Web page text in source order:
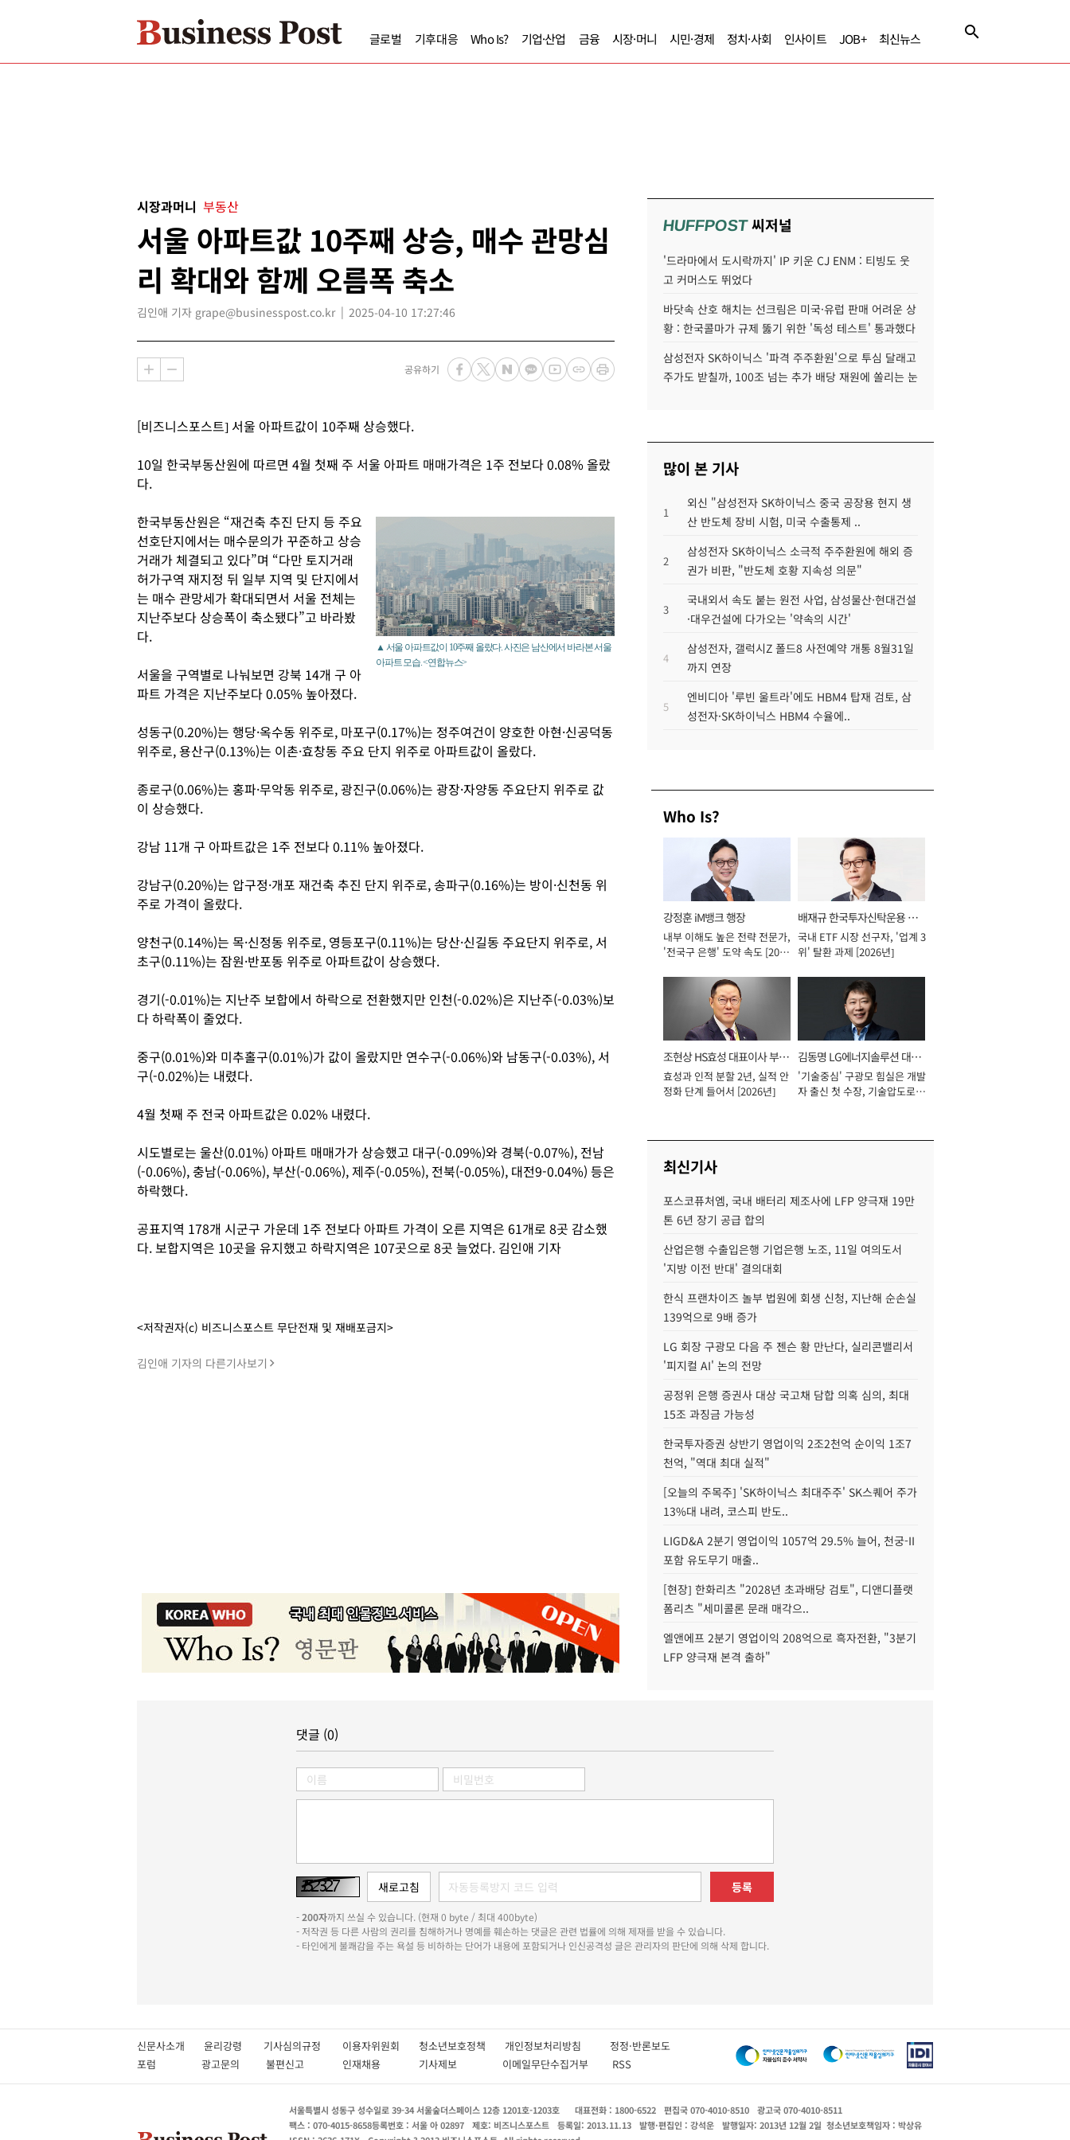
글로벌 기후대응 Who Is? 기업·산업 금융 시장·머니 시민·경제 정치·사회 인사이트 JOB+ 최신뉴스
시장과머니 부동산
서울 아파트값 10주째 상승, 매수 관망심
리 확대와 함께 오름폭 축소
김인애 기자 grape@businesspost.co.kr 2025-04-10 17:27:46
공유하기
[비즈니스포스트] 서울 아파트값이 10주째 상승했다.
10일 한국부동산원에 따르면 4월 첫째 주 서울 아파트 매매가격은 1주 전보다 0.08% 올랐
다.
▲ 서울 아파트값이 10주째 올랐다. 사진은 남산에서 바라본 서울
아파트 모습. <연합뉴스>
한국부동산원은 “재건축 추진 단지 등 주요
선호단지에서는 매수문의가 꾸준하고 상승
거래가 체결되고 있다”며 “다만 토지거래
허가구역 재지정 뒤 일부 지역 및 단지에서
는 매수 관망세가 확대되면서 서울 전체는
지난주보다 상승폭이 축소됐다”고 바라봤
다.
서울을 구역별로 나눠보면 강북 14개 구 아
파트 가격은 지난주보다 0.05% 높아졌다.
성동구(0.20%)는 행당·옥수동 위주로, 마포구(0.17%)는 정주여건이 양호한 아현·신공덕동
위주로, 용산구(0.13%)는 이촌·효창동 주요 단지 위주로 아파트값이 올랐다.
종로구(0.06%)는 홍파·무악동 위주로, 광진구(0.06%)는 광장·자양동 주요단지 위주로 값
이 상승했다.
강남 11개 구 아파트값은 1주 전보다 0.11% 높아졌다.
강남구(0.20%)는 압구정·개포 재건축 추진 단지 위주로, 송파구(0.16%)는 방이·신천동 위
주로 가격이 올랐다.
양천구(0.14%)는 목·신정동 위주로, 영등포구(0.11%)는 당산·신길동 주요단지 위주로, 서
초구(0.11%)는 잠원·반포동 위주로 아파트값이 상승했다.
경기(-0.01%)는 지난주 보합에서 하락으로 전환했지만 인천(-0.02%)은 지난주(-0.03%)보
다 하락폭이 줄었다.
중구(0.01%)와 미추홀구(0.01%)가 값이 올랐지만 연수구(-0.06%)와 남동구(-0.03%), 서
구(-0.02%)는 내렸다.
4월 첫째 주 전국 아파트값은 0.02% 내렸다.
시도별로는 울산(0.01%) 아파트 매매가가 상승했고 대구(-0.09%)와 경북(-0.07%), 전남
(-0.06%), 충남(-0.06%), 부산(-0.06%), 제주(-0.05%), 전북(-0.05%), 대전9-0.04%) 등은
하락했다.
공표지역 178개 시군구 가운데 1주 전보다 아파트 가격이 오른 지역은 61개로 8곳 감소했
다. 보합지역은 10곳을 유지했고 하락지역은 107곳으로 8곳 늘었다. 김인애 기자
<저작권자(c) 비즈니스포스트 무단전재 및 재배포금지>
김인애 기자의 다른기사보기
HUFFPOST씨저널
'드라마에서 도시락까지' IP 키운 CJ ENM : 티빙도 웃
고 커머스도 뛰었다
바닷속 산호 해치는 선크림은 미국·유럽 판매 어려운 상
황 : 한국콜마가 규제 뚫기 위한 '독성 테스트' 통과했다
삼성전자 SK하이닉스 '파격 주주환원'으로 투심 달래고
주가도 받칠까, 100조 넘는 추가 배당 재원에 쏠리는 눈
많이 본 기사
1
외신 "삼성전자 SK하이닉스 중국 공장용 현지 생
산 반도체 장비 시험, 미국 수출통제 ..
2
삼성전자 SK하이닉스 소극적 주주환원에 해외 증
권가 비판, "반도체 호황 지속성 의문"
3
국내외서 속도 붙는 원전 사업, 삼성물산·현대건설
·대우건설에 다가오는 '약속의 시간'
4
삼성전자, 갤럭시Z 폴드8 사전예약 개통 8월31일
까지 연장
5
엔비디아 '루빈 울트라'에도 HBM4 탑재 검토, 삼
성전자·SK하이닉스 HBM4 수율에..
Who Is?
강정훈 iM뱅크 행장
내부 이해도 높은 전략 전문가,
'전국구 은행' 도약 속도 [2026
배재규 한국투자신탁운용 대
표이사 사장
국내 ETF 시장 선구자, '업계 3
위' 탈환 과제 [2026년]
조현상 HS효성 대표이사 부회
장
효성과 인적 분할 2년, 실적 안
정화 단계 들어서 [2026년]
김동명 LG에너지솔루션 대표
이사 사장
'기술중심' 구광모 힘실은 개발
자 출신 첫 수장, 기술압도로
최신기사
포스코퓨처엠, 국내 배터리 제조사에 LFP 양극재 19만
톤 6년 장기 공급 합의
산업은행 수출입은행 기업은행 노조, 11일 여의도서
'지방 이전 반대' 결의대회
한식 프랜차이즈 놀부 법원에 회생 신청, 지난해 순손실
139억으로 9배 증가
LG 회장 구광모 다음 주 젠슨 황 만난다, 실리콘밸리서
'피지컬 AI' 논의 전망
공정위 은행 증권사 대상 국고채 담합 의혹 심의, 최대
15조 과징금 가능성
한국투자증권 상반기 영업이익 2조2천억 순이익 1조7
천억, "역대 최대 실적"
[오늘의 주목주] 'SK하이닉스 최대주주' SK스퀘어 주가
13%대 내려, 코스피 반도..
LIGD&A 2분기 영업이익 1057억 29.5% 늘어, 천궁-II
포함 유도무기 매출..
[현장] 한화리츠 "2028년 초과배당 검토", 디앤디플랫
폼리츠 "세미콜론 문래 매각으..
엘앤에프 2분기 영업이익 208억으로 흑자전환, "3분기
LFP 양극재 본격 출하"
댓글 (0)
등록
-200자까지 쓰실 수 있습니다. (현재 0 byte / 최대 400byte)
- 저작권 등 다른 사람의 권리를 침해하거나 명예를 훼손하는 댓글은 관련 법률에 의해 제재를 받을 수 있습니다.
- 타인에게 불쾌감을 주는 욕설 등 비하하는 단어가 내용에 포함되거나 인신공격성 글은 관리자의 판단에 의해 삭제 합니다.
신문사소개 윤리강령 기사심의규정 이용자위원회 청소년보호정책 개인정보처리방침 정정·반론보도
포럼
광고문의 불편신고 인재채용 기사제보 이메일무단수집거부 RSS
서울특별시 성동구 성수일로 39-34 서울숲더스페이스 12층 1201호-1203호 대표전화 : 1800-6522 편집국 070-4010-8510
광고국 070-4010-8511
팩스 : 070-4015-8658등록번호 : 서울 아 02897 제호: 비즈니스포스트 등록일: 2013.11.13 발행·편집인 : 강석운 발행일자: 2013년 12월 2일 청소년보호책임자 : 박상유